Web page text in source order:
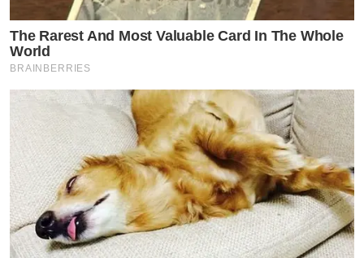
The Rarest And Most Valuable Card In The Whole
World
BRAINBERRIES